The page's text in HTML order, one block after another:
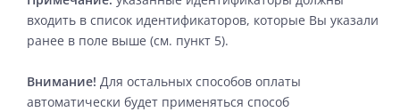
входить в список идентификаторов, которые Вы указали
ранее в поле выше (см. пункт 5).
Внимание! Для остальных способов оплаты
автоматически будет применяться способ